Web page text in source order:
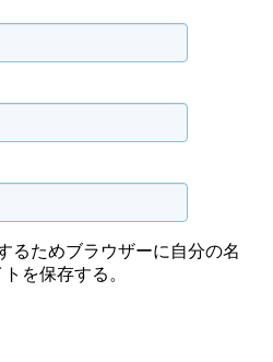
るためブラウザーに自分の名
を保存する。